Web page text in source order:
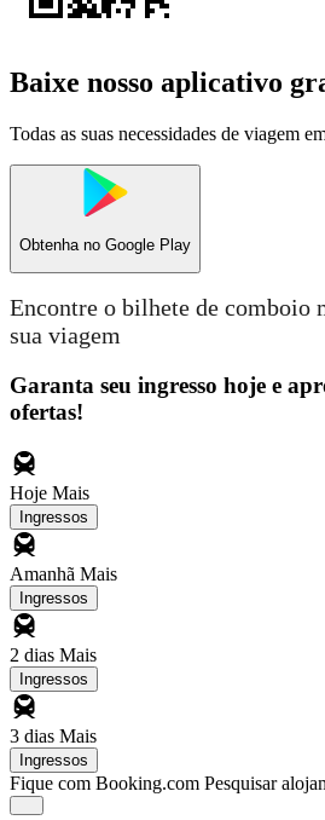
Baixe nosso aplicativo
Todas as suas necessidades de viagem
Obtenha no Google Play
Encontre o bilhete de comboio
sua viagem
Garanta seu ingresso hoje e
ofertas!
Hoje Mais
Ingressos
Amanhã Mais
Ingressos
2 dias Mais
Ingressos
3 dias Mais
Ingressos
Fique com Booking.com Pesquisar